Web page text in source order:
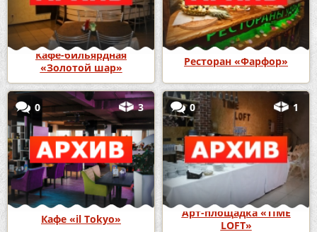
Кафе-бильярдная
«Золотой шар»
Ресторан «Фарфор»
0 3
Кафе «il Tokyo»
0 1
Арт-площадка «TIME
LOFT»